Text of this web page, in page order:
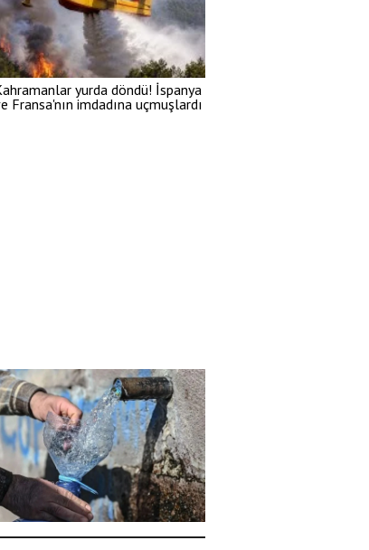
yurda döndü! İspanya
Fransa'nın imdadına uçmuşlardı